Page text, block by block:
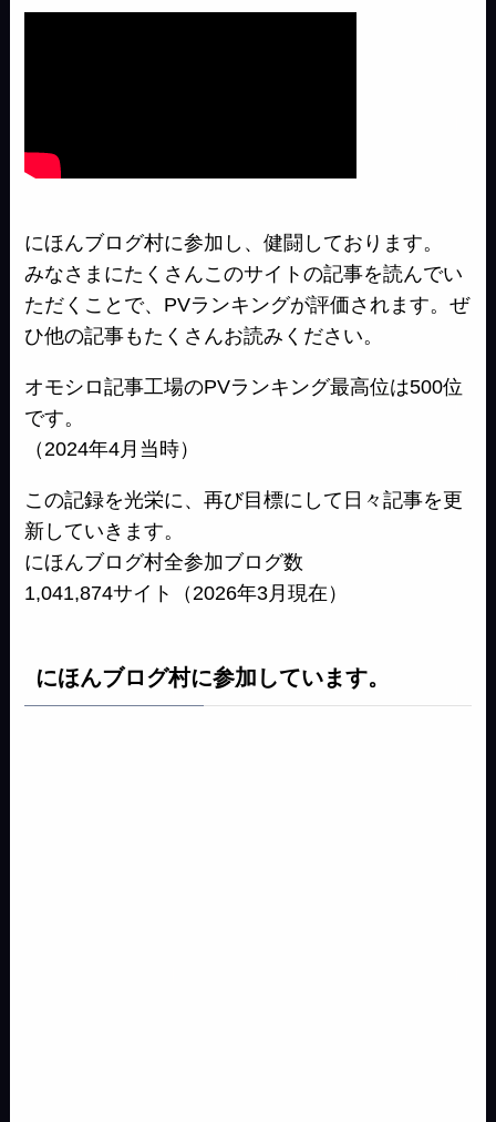
にほんブログ村に参加し、健闘しております。
みなさまにたくさんこのサイトの記事を読んでい
ただくことで、PVランキングが評価されます。ぜ
ひ他の記事もたくさんお読みください。
オモシロ記事工場のPVランキング最高位は500位
です。
（2024年4月当時）
この記録を光栄に、再び目標にして日々記事を更
新していきます。
にほんブログ村全参加ブログ数
1,041,874サイト（2026年3月現在）
にほんブログ村に参加しています。